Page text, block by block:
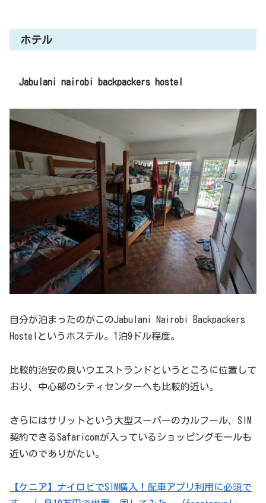
ホテル
Jabulani nairobi backpackers hostel
自分が泊まったのがこのJabulani Nairobi Backpackers
Hostelというホステル。1泊9ドル程度。
比較的治安の良いウエストランドというところに位置して
おり、中心部のシティセンターへも比較的近い。
さらにはサリットという大型スーパーのカルフール、SIM
契約できるSafaricomが入っているショッピングモールも
近いのでありがたい。
【ケニア】ナイロビでSIM購入！配車アプリ利用に必須で